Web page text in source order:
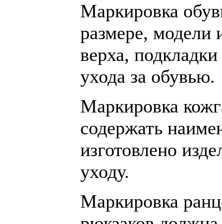
Маркировка
размере, модели
верха,
ухода за обувью.
Маркировка
содержать
изготовлено
уходу.
Маркировка